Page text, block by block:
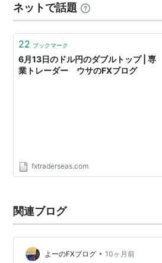
の2つだけでもFXは勝てますし、こ
ても良いと思うので、是非参考にし
それでは、始めていきます。 ダブ
ネットで話題
22 ブックマーク
6月13日のドル円のダブルトップ | 専
業トレーダー ウサのFXブログ
fxtraderseas.com
関連ブログ
よーのFXブログ • 10ヶ月前